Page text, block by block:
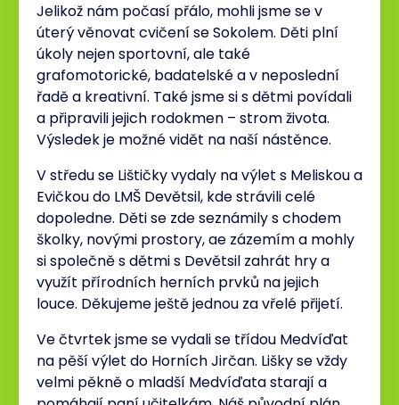
Jelikož nám počasí přálo, mohli jsme se v
úterý věnovat cvičení se Sokolem. Děti plní
úkoly nejen sportovní, ale také
grafomotorické, badatelské a v neposlední
řadě a kreativní. Také jsme si s dětmi povídali
a připravili jejich rodokmen – strom života.
Výsledek je možné vidět na naší nástěnce.
V středu se Lištičky vydaly na výlet s Meliskou a
Evičkou do LMŠ Devětsil, kde strávili celé
dopoledne. Děti se zde seznámily s chodem
školky, novými prostory, ae zázemím a mohly
si společně s dětmi s Devětsil zahrát hry a
využít přírodních herních prvků na jejich
louce. Děkujeme ještě jednou za vřelé přijetí.
Ve čtvrtek jsme se vydali se třídou Medvíďat
na pěší výlet do Horních Jirčan. Lišky se vždy
velmi pěkně o mladší Medvíďata starají a